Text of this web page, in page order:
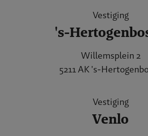
Vestiging
's-
Willemsplein 2
5211 AK 's-
Vestiging
Venlo